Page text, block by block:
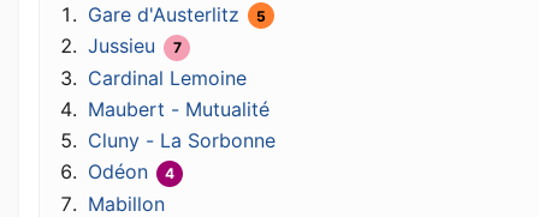
Gare d'Austerlitz 5
Jussieu 7
Cardinal Lemoine
Maubert - Mutualité
Cluny - La Sorbonne
Odéon
4
Mabillon